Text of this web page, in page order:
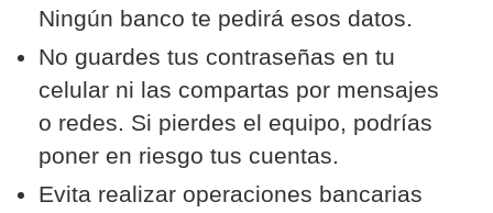
Ningún banco te pedirá esos datos.
No guardes tus contraseñas en tu
celular ni las compartas por mensajes
o redes. Si pierdes el equipo, podrías
poner en riesgo tus cuentas.
Evita realizar operaciones bancarias